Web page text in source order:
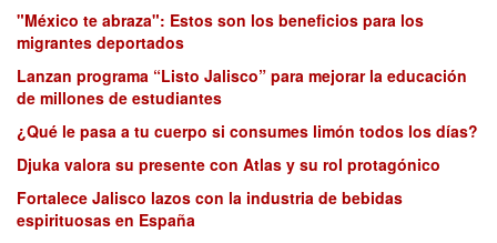
"México te abraza": Estos son los beneficios para los
migrantes deportados
Lanzan programa “Listo Jalisco” para mejorar la educación
de millones de estudiantes
¿Qué le pasa a tu cuerpo si consumes limón todos los días?
Djuka valora su presente con Atlas y su rol protagónico
Fortalece Jalisco lazos con la industria de bebidas
espirituosas en España